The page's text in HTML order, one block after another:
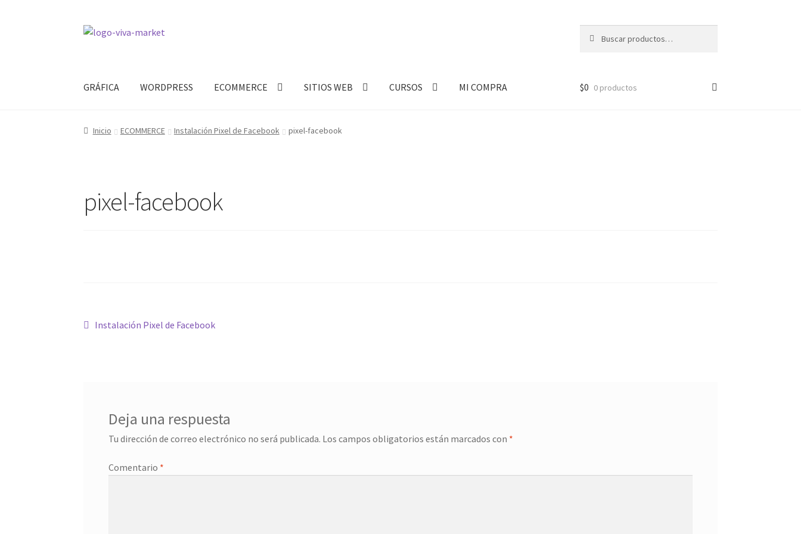
Ir
Ir
por:
GRÁFICA WORDPRESS ECOMMERCE SITIOS WEB CURSOS MI COMPRA $0 0 productos
Inicio ECOMMERCE Instalación Pixel de Facebook pixel-facebook
pixel-facebook
Navegación
Anterior:
Instalación Pixel de Facebook
Deja una respuesta
Tu dirección de correo electrónico no será publicada. Los campos obligatorios están marcados con *
Comentario *